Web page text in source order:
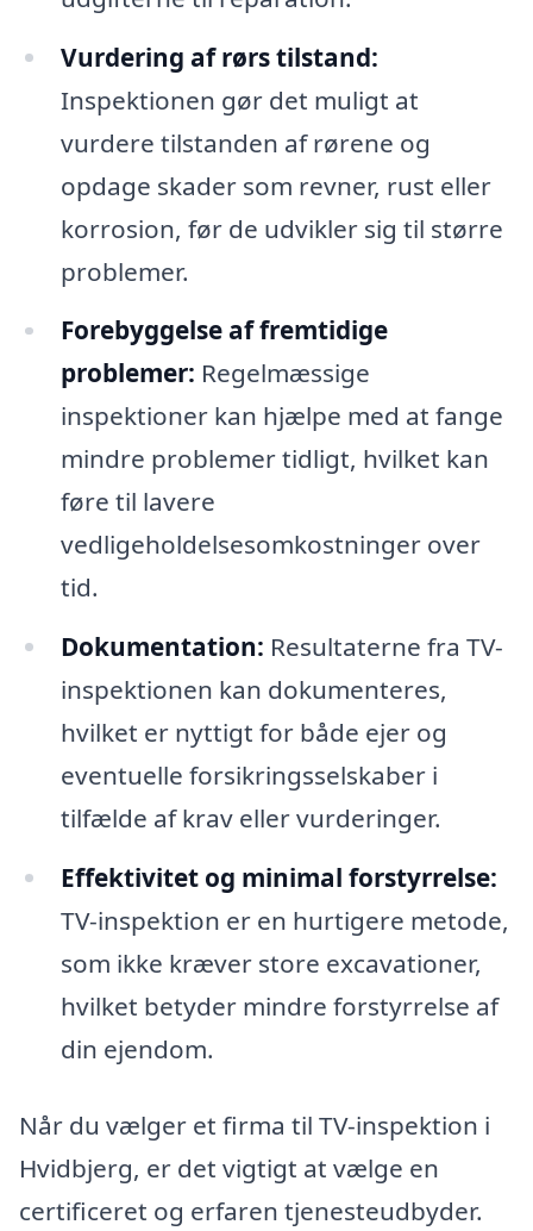
Vurdering af rørs tilstand:
Inspektionen gør det muligt at
vurdere tilstanden af rørene og
opdage skader som revner, rust eller
korrosion, før de udvikler sig til større
problemer.
Forebyggelse af fremtidige
problemer: Regelmæssige
inspektioner kan hjælpe med at fange
mindre problemer tidligt, hvilket kan
føre til lavere
vedligeholdelsesomkostninger over
tid.
Dokumentation: Resultaterne fra TV-
inspektionen kan dokumenteres,
hvilket er nyttigt for både ejer og
eventuelle forsikringsselskaber i
tilfælde af krav eller vurderinger.
Effektivitet og minimal forstyrrelse:
TV-inspektion er en hurtigere metode,
som ikke kræver store excavationer,
hvilket betyder mindre forstyrrelse af
din ejendom.
Når du vælger et firma til TV-inspektion i
Hvidbjerg, er det vigtigt at vælge en
certificeret og erfaren tjenesteudbyder.